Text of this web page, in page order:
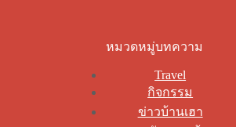
หมวดหมู่บทความ
Travel
กิจกรรม
ข่าวบ้านเฮา